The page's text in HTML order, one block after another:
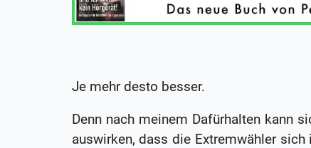
Je mehr desto besser.
Denn nach meinem Dafürhalten kann
auswirken, dass die Extremwähler